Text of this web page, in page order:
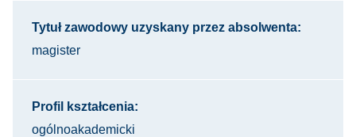
Tytuł zawodowy uzyskany przez absolwenta:
magister
Profil kształcenia:
ogólnoakademicki